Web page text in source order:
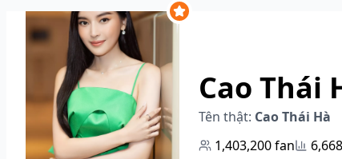
Cao Thái
Tên thật: Cao Thái Hà
1,403,200fan 6,668